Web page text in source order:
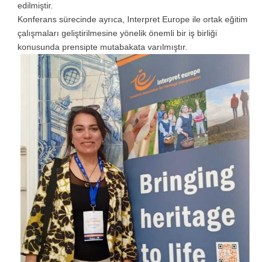
edilmiştir.
Konferans sürecinde ayrıca, Interpret Europe ile ortak eğitim
çalışmaları geliştirilmesine yönelik önemli bir iş birliği
konusunda prensipte mutabakata varılmıştır.